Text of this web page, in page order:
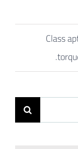
Class